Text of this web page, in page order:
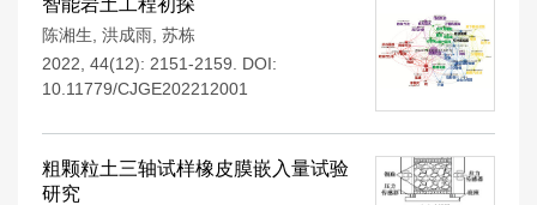
智能岩土工程初探
陈湘生 洪成雨 苏栋
2022, 44(12): 2151-2159.
DOI:
10.11779/CJGE202212001
粗颗粒土三轴试样橡皮膜嵌入量试验
研究